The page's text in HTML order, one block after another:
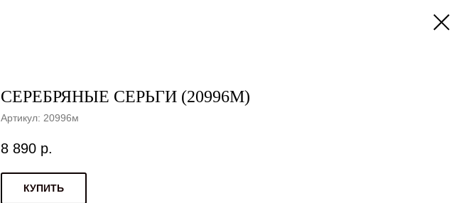
СЕРЕБРЯНЫЕ СЕРЬГИ (20996М)
Артикул: 20996м
8 890 р.
КУПИТЬ